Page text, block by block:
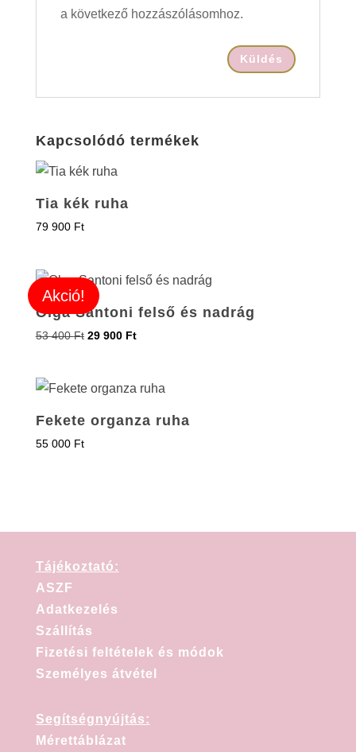
a következő hozzászólásomhoz.
Kapcsolódó termékek
Tia kék ruha
79 900 Ft
Akció!
Olga Santoni felső és nadrág
53 400Ft 29 900 Ft
Fekete organza ruha
55 000 Ft
Tájékoztató:
ASZF
Adatkezelés
Szállítás
Fizetési feltételek és módok
Személyes átvétel
Segítségnyújtás:
Mérettáblázat